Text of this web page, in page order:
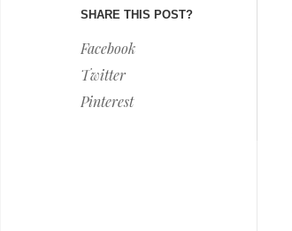
SHARE THIS POST?
Facebook
Twitter
Pinterest